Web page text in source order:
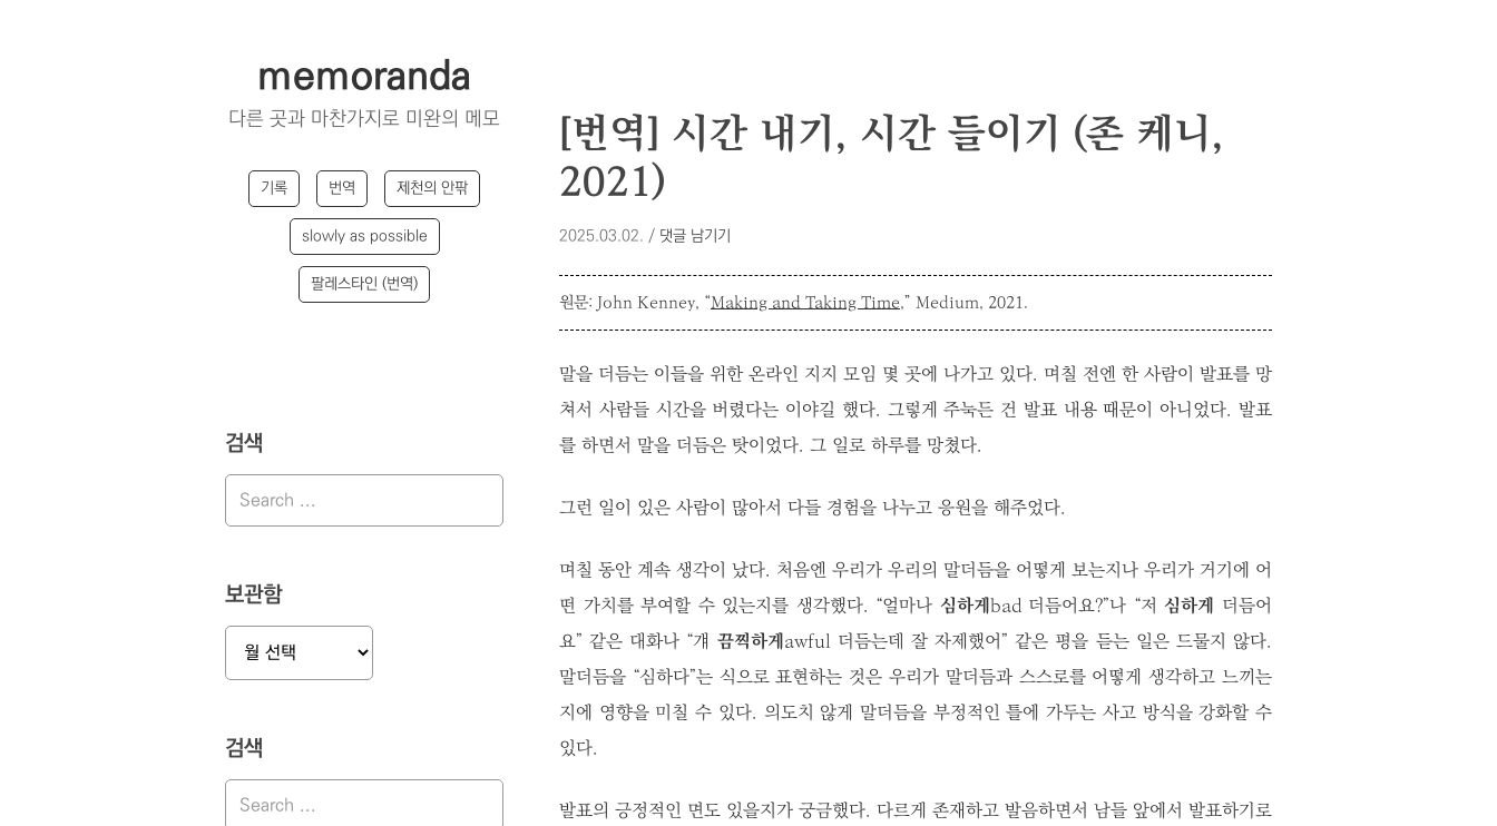
memoranda
다른 곳과 마찬가지로 미완의 메모
기록 번역
제천의 안팎
slowly as possible
팔레스타인 (번역)
[번역] 시간 내기, 시간 들이기 (존 케니,
2021)
2025.03.02. / 댓글 남기기
원문: John Kenney, “Making and Taking Time,” Medium, 2021.
말을 더듬는 이들을 위한 온라인 지지 모임 몇 곳에 나가고 있다. 며칠 전엔 한 사람이 발표를 망
쳐서 사람들 시간을 버렸다는 이야길 했다. 그렇게 주눅든 건 발표 내용 때문이 아니었다. 발표
를 하면서 말을 더듬은 탓이었다. 그 일로 하루를 망쳤다.
그런 일이 있은 사람이 많아서 다들 경험을 나누고 응원을 해주었다.
며칠 동안 계속 생각이 났다. 처음엔 우리가 우리의 말더듬을 어떻게 보는지나 우리가 거기에 어
떤 가치를 부여할 수 있는지를 생각했다. “얼마나 심하게bad 더듬어요?”나 “저심하게 더듬어
요” 같은 대화나 “걔 끔찍하게awful 더듬는데 잘 자제했어” 같은 평을 듣는 일은 드물지 않다.
말더듬을 “심하다”는 식으로 표현하는 것은 우리가 말더듬과 스스로를 어떻게 생각하고 느끼는
지에 영향을 미칠 수 있다. 의도치 않게 말더듬을 부정적인 틀에 가두는 사고 방식을 강화할 수
있다.
발표의 긍정적인 면도 있을지가 궁금했다. 다르게 존재하고 발음하면서 남들 앞에서 발표하기로
검색
보관함
보
검색